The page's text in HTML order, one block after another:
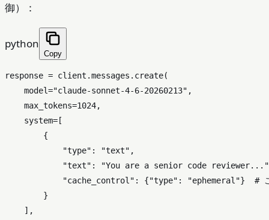
御）：
python
Copy
response = client.messages.create(
    model=
"claude-sonnet-4-6-20260213" ,
    max_tokens=
1024,
    system=[
        {
"type" : "text" ,
"text" :
"You are a senior code reviewer..."
"cache_control" : {"type" : "ephemeral"} #
        }
    ],